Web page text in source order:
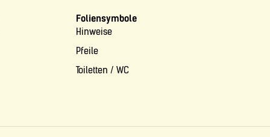
Foliensymbole
Hinweise
Pfeile
Toiletten / WC